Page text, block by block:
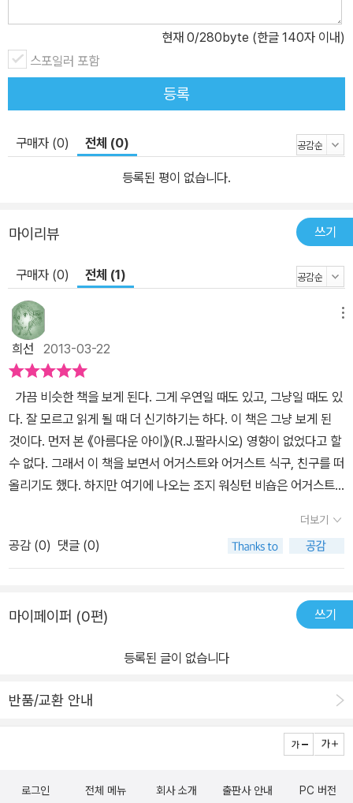
른 것도 아니라고 느끼게 한다. 남과 다르다는 것, 더 나아가 장애에
대한 낙관적이고 섬세한 시선으로 성장 장애인 조지의 이야기를 담담
하고 따스하게 그려 낸 이 작품은 독자에게 신선한 감동을 안길 것이
현재 0/280byte (한글 140자 이내)
스포일러 포함
등록
구매자 (0) 전체 (0)
등록된 평이 없습니다.
마이리뷰 쓰기
구매자 (0) 전체 (1)
희선 2013-03-22
가끔 비슷한 책을 보게 된다. 그게 우연일 때도 있고, 그냥일 때도 있
다. 잘 모르고 읽게 될 때 더 신기하기는 하다. 이 책은 그냥 보게 된
것이다. 먼저 본 《아름다운 아이》(R.J.팔라시오) 영향이 없었다고 할
수 없다. 그래서 이 책을 보면서 어거스트와 어거스트 식구, 친구를 떠
올리기도 했다. 하지만 여기에 나오는 조지 워싱턴 비숍은 어거스트
확실하게 왜인지에 대해서는 나오지 않고, 척추에 문제가 있고 손목
을 구부리기 어렵고 손마디가 짧아서 연필 잡기도 어렵다고 나왔다.
키가 자라지 않는 것에도 여러가지가 있을 텐데 말이다. 어떤 사람은
조지가 큰 사람이 되라고 이름을 미국 초대 대통령과 같은 조지 워싱
로) 조지가 태어나기 전에 조지가 어떤 악기를 연주하게 될까 하고 기
런 점을 부모님한테 미안해하는 것 같기도 했다. 그런데 조지한테 동
찮다고 말했다. 하지만 진짜 마음은 그렇지 않았다. 동생이 언젠가는
한테 문제가 일어나서 아빠와 병원에 가고, 조지는 단짝 친구인 앤디
더보기
공감 (0) 댓글 (0)
마이페이퍼 (0편) 쓰기
등록된 글이 없습니다
반품/교환 안내
로그인 전체 메뉴 회사 소개 출판사 안내 PC 버전